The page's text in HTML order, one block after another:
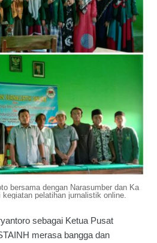
bersama dengan Narasumber dan Ka
pelatihan jurnalistik online.
sebagai Ketua Pusat
merasa bangga dan